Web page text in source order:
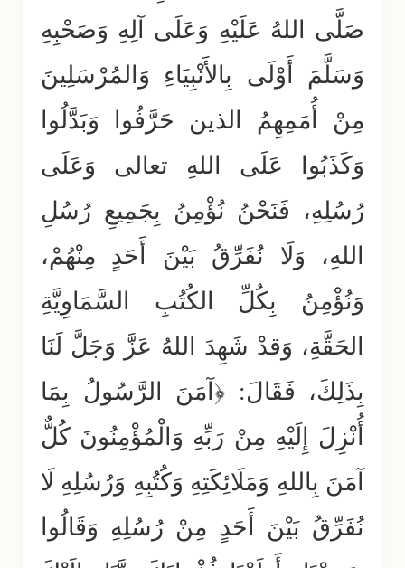
صَلَّى اللهُ عَلَيْهِ وَعَلَى آلِهِ وَصَحْبِهِ
وَسَلَّمَ أَوْلَى بِالأَنْبِيَاءِ وَالمُرْسَلِينَ
مِنْ أُمَمِهِمُ الذين حَرَّفُوا وَبَدَّلُوا
وَكَذَبُوا عَلَى اللهِ تعالى وَعَلَى
رُسُلِهِ، فَنَحْنُ نُؤْمِنُ بِجَمِيعِ رُسُلِ
اللهِ، وَلَا نُفَرِّقُ بَيْنَ أَحَدٍ مِنْهُمْ،
وَنُؤْمِنُ بِكُلِّ الكُتُبِ السَّمَاوِيَّةِ
الحَقَّةِ، وَقدْ شَهِدَ اللهُ عَزَّ وَجَلَّ لَنَا
بِذَلِكَ، فَقَالَ: ﴿آمَنَ الرَّسُولُ بِمَا
أُنْزِلَ إِلَيْهِ مِنْ رَبِّهِ وَالْمُؤْمِنُونَ كُلٌّ
آمَنَ بِاللهِ وَمَلَائِكَتِهِ وَكُتُبِهِ وَرُسُلِهِ لَا
نُفَرِّقُ بَيْنَ أَحَدٍ مِنْ رُسُلِهِ وَقَالُوا